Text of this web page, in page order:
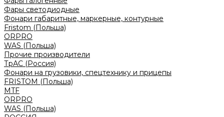
Фары светодиодные
Фонари габаритные, маркерные, контурные
Fristom (Польша)
ORPRO
WAS (Польша)
Прочие производители
ТрАС (Россия)
Фонари на грузовики, спецтехнику и прицепы
FRISTOM (Польша)
MTF
ORPRO
WAS (Польша)